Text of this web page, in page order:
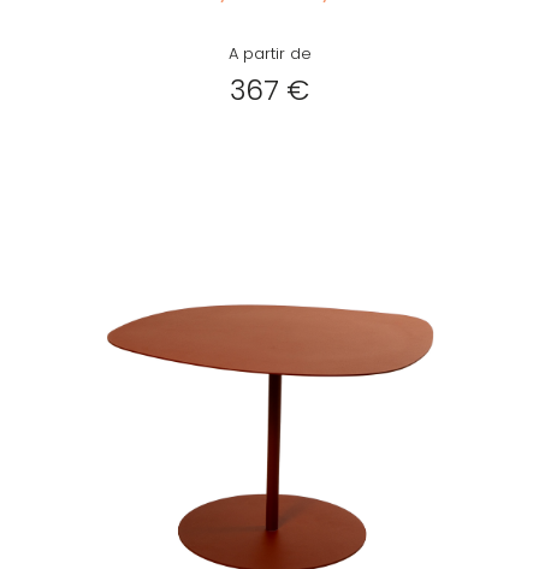
A partir de
367 €